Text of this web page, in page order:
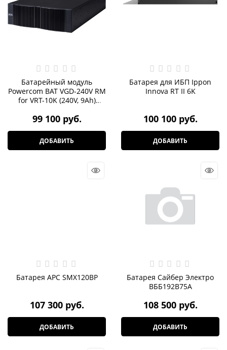
Батарейный модуль
Powercom BAT VGD-240V RM
for VRT-10K (240V, 9Ah)
99 100 руб.
ДОБАВИТЬ
Батарея для ИБП Ippon
Innova RT II 6K
100 100 руб.
ДОБАВИТЬ
Батарея APC SMX120BP
107 300 руб.
ДОБАВИТЬ
Батарея Сайбер Электро
ВББ192В75А
108 500 руб.
ДОБАВИТЬ